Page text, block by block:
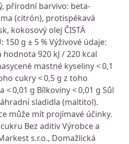
přírodní barvivo: beta-
(citrón), protispékavá
kokosový olej ČISTÁ
150 g ± 5 % Výživové údaje:
920 kJ / 220 kcal
mastné kyseliny < 0,1
cukry < 0,5 g z toho
0,01 g Bílkoviny < 0,01 g Sůl
sladidla (maltitol).
může mít projímavé účinky.
Bez aditiv Výrobce a
s.r.o., Domažlická